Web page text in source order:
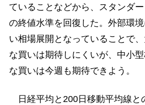
ていることなどから、スタンダ
の終値水準を回復した。外部環
い相場展開となっていることで
な買いは期待しにくいが、中小
な買いは今週も期待できよう。
日経平均と200日移動平均線と